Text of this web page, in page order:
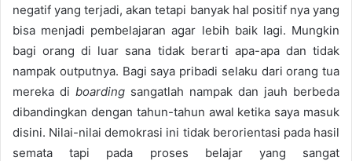
negatif yang terjadi, akan tetapi banyak hal positif nya yang
bisa menjadi pembelajaran agar lebih baik lagi. Mungkin
bagi orang di luar sana tidak berarti apa-apa dan tidak
nampak outputnya. Bagi saya pribadi selaku dari orang tua
mereka di boarding sangatlah nampak dan jauh berbeda
dibandingkan dengan tahun-tahun awal ketika saya masuk
disini. Nilai-nilai demokrasi ini tidak berorientasi pada hasil
semata tapi pada proses belajar yang sangat